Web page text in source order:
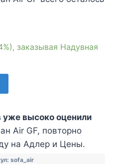
заказывая Надувная
уже высоко оценили
Air GF, повторно
на Адлер и Цены.
sofa_air